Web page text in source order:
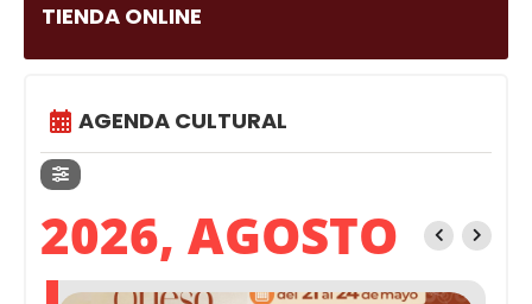
TIENDA ONLINE
AGENDA CULTURAL
2026, AGOSTO